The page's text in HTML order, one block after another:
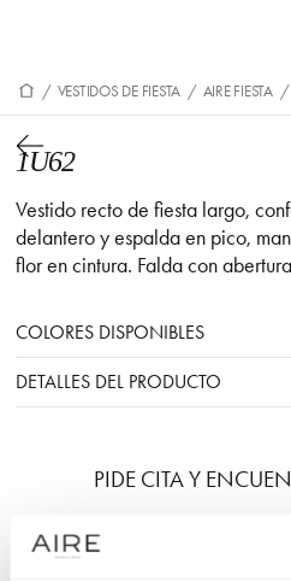
/ VESTIDOS DE FIESTA / AIRE FIESTA /
1U62
Vestido recto de fiesta largo,
delantero y espalda en pico,
flor en cintura. Falda con
COLORES DISPONIBLES
DETALLES DEL PRODUCTO
PIDE CITA Y